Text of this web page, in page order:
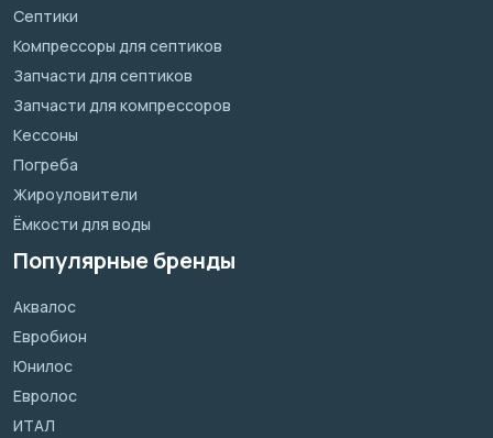
Септики
Компрессоры для септиков
Запчасти для септиков
Запчасти для компрессоров
Кессоны
Погреба
Жироуловители
Ёмкости для воды
Популярные бренды
Аквалос
Евробион
Юнилос
Евролос
ИТАЛ